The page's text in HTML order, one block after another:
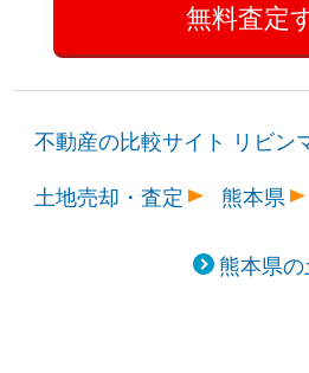
不動産の比較サイト リビン
土地売却・査定
熊本県
熊本県